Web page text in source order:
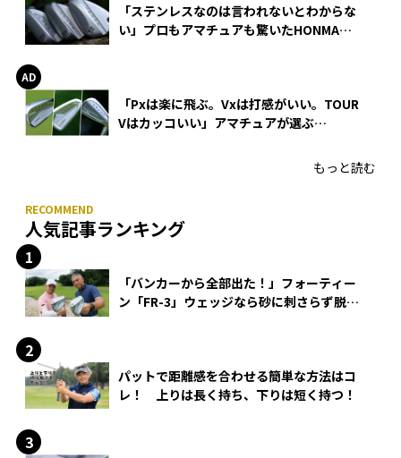
「ステンレスなのは言われないとわからな
い」プロもアマチュアも驚いたHONMA
「Pxは楽に飛ぶ。Vxは打感がいい。TOUR
Vはカッコいい」アマチュアが選ぶ
もっと読む
人気記事ランキング
「バンカーから全部出た！」フォーティー
ン「FR-3」ウェッジなら砂に刺さらず脱出
パットで距離感を合わせる簡単な方法はコ
レ！ 上りは長く持ち、下りは短く持つ！